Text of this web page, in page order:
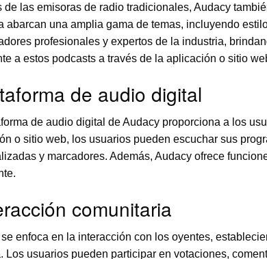
de las emisoras de radio tradicionales, Audacy
abarcan una amplia gama de temas, incluyendo
profesionales y expertos de la industria,
a estos podcasts a través de la aplicación o sitio
de audio digital
de audio digital de Audacy proporciona a los
o sitio web, los usuarios pueden escuchar sus
y marcadores. Además, Audacy ofrece
comunitaria
enfoca en la interacción con los oyentes,
Los usuarios pueden participar en votaciones,